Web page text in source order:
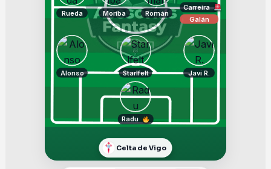
Radu
Alonso Starlfelt Javi R.
Rueda Moriba Román
Carreira
Galán
Celta de Vigo